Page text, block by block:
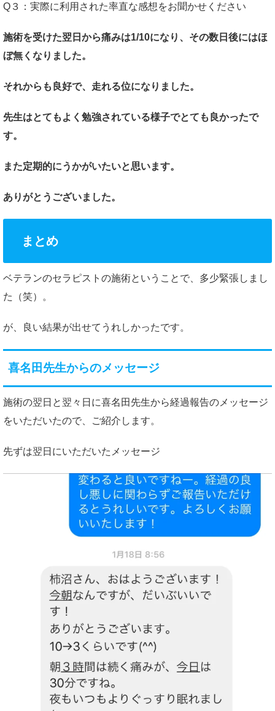
Q３：実際に利用された率直な感想をお聞かせください
施術を受けた翌日から痛みは1/10になり、その数日後にはほ
ぼ無くなりました。
それからも良好で、走れる位になりました。
先生はとてもよく勉強されている様子でとても良かったで
す。
また定期的にうかがいたいと思います。
ありがとうございました。
まとめ
ベテランのセラピストの施術ということで、多少緊張しまし
た（笑）。
が、良い結果が出せてうれしかったです。
喜名田先生からのメッセージ
施術の翌日と翌々日に喜名田先生から経過報告のメッセージ
をいただいたので、ご紹介します。
先ずは翌日にいただいたメッセージ